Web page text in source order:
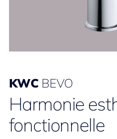
KWC BEVO
Harmonie
fonctionnelle